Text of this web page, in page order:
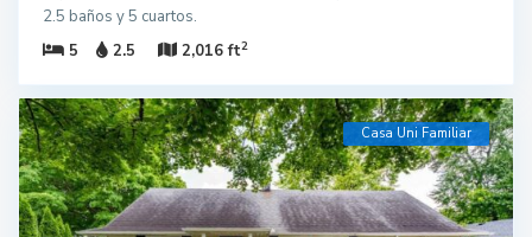
2.5 baños y 5 cuartos.
5
2.5 2,016 ft2
Casa Uni Familiar